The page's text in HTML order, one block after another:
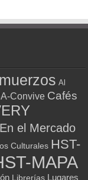
Al
Convive Cafés
En el Mercado
Culturales HST-
MAPA
Librerías Lugares